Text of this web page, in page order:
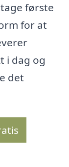
første
for at
i dag og
det